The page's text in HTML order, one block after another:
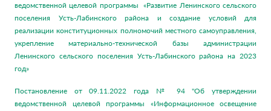
ведомственной целевой программы «Развитие Ленинского сельского
поселения Усть-Лабинского района и создание условий для
реализации конституционных полномочий местного самоуправления,
укрепление материально-технической базы администрации
Ленинского сельского поселения Усть-Лабинского района на 2023
год»
Постановление от 09.11.2022 года № 94 "Об утверждении
ведомственной целевой программы «Информационное освещение